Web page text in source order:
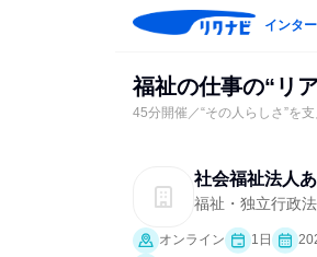
インタ
福祉の仕事の“リ
45分開催／“その人らしさ”を
社会福祉法人
福祉・独立行政
オンライン 1日